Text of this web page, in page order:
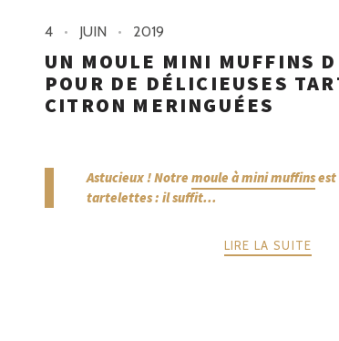
4 JUIN 2019
UN MOULE MINI MUFFINS
POUR DE DÉLICIEUSES
CITRON MERINGUÉES
Astucieux ! Notre moule à mini muffinsest
tartelettes : il suffit...
LIRE LA SUITE